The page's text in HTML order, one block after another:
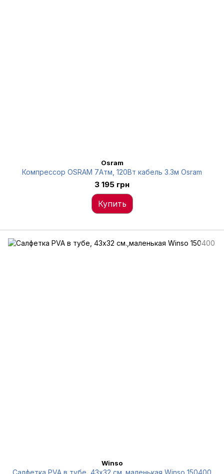
Osram
Компрессор OSRAM 7Атм, 120Вт кабель 3.3м Osram
3 195 грн
Купить
Winso
Салфетка PVA в тубе, 43x32 см.,маленькая Winso 150400